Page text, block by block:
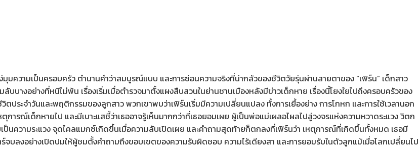
ความเป็นครอบครัว ตำนานคำว่าสมบูรณ์แบบ และการซ่อนความจริงที่น่ากลัวของชีวิตวัยรุ่นผ่านสายตาของ “เฟิร์น” เด็กสาว
บางอย่างที่หนีไม่พ้น เรื่องเริ่มเมื่อตำรวจมาตั้งแผงสืบสวนในย่านชานเมืองหลังมีข่าวเด็กหาย เรื่องนี้โยงใยไปถึงครอบครัวของ
ตประจำวันและพฤติกรรมของลูกสาว พวกเขาพบว่าเฟิร์นเริ่มมีความเปลี่ยนแปลง ทั้งการเยื้องย่าง การโกหก และการใช้เวลานอก
รณ์เด็กหายไป และมีเบาะแสชี้ว่าเธออาจรู้เห็นมากกว่าที่เธอยอมเผย ผู้เป็นพ่อแม่เผลอไผลไปสู่วงจรแห่งความหวาดระแวง วิตก
นความระแวง จุดไคลแมกซ์เกิดขึ้นเมื่อความลับเปิดเผย และคำถามสุดท้ายก็ตกลงที่เฟิร์นว่า เหตุการณ์ที่เกิดขึ้นทั้งหมด เธอมี
จบลงอย่างเปิดปมให้ผู้ชมตั้งคำถามถึงขอบเขตของความรับผิดชอบ ความไร้เดียงสา และการยอมรับในตัวลูกแม้เมื่อโลกเปลี่ยนไป